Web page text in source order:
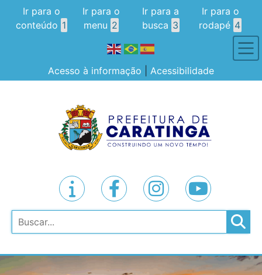
Ir para o
conteúdo 1
Ir para o
menu 2
Ir para a
busca 3
Ir para o
rodapé 4
Acesso à informação Acessibilidade
Pesquisar